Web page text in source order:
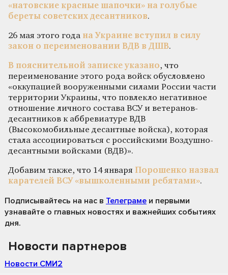
«натовские красные шапочки» на голубые
береты советских десантников.
26 мая этого года на Украине вступил в силу
закон о переименовании ВДВ в ДШВ.
В пояснительной записке указано, что
переименование этого рода войск обусловлено
«оккупацией вооруженными силами России части
территории Украины, что повлекло негативное
отношение личного состава ВСУ и ветеранов-
десантников к аббревиатуре ВДВ
(Высокомобильные десантные войска), которая
стала ассоциироваться с российскими Воздушно-
десантными войсками (ВДВ)».
Добавим также, что 14 января Порошенко назвал
карателей ВСУ «вышколенными ребятами».
Подписывайтесь на нас в Телеграме и первыми
узнавайте о главных новостях и важнейших событиях
дня.
Новости партнеров
Новости СМИ2